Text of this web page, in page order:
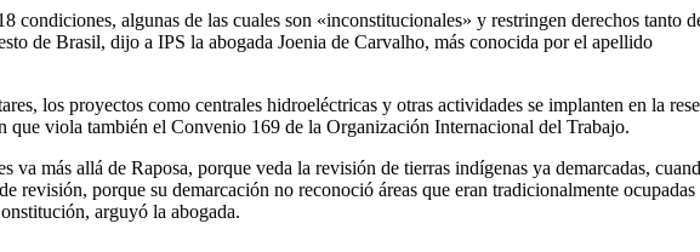
condiciones, algunas de las cuales son «inconstitucionales» y restringen derechos tanto
de Brasil, dijo a IPS la abogada Joenia de Carvalho, más conocida por el apellido
los proyectos como centrales hidroeléctricas y otras actividades se implanten en la
que viola también el Convenio 169 de la Organización Internacional del Trabajo.
va más allá de Raposa, porque veda la revisión de tierras indígenas ya demarcadas,
revisión, porque su demarcación no reconoció áreas que eran tradicionalmente
arguyó la abogada.